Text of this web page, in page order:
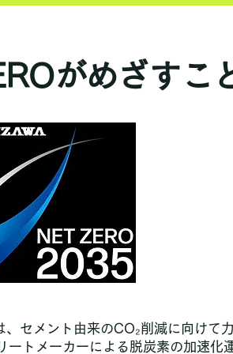
がめざすこ
セメント由来のCO₂削減に向けて
ートメーカーによる脱炭素の加速化